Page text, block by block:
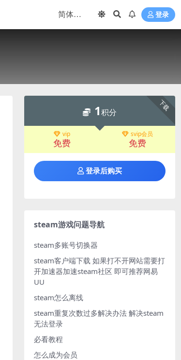
登录
下载
1积分
vip
免费
svip会员
免费
登录后购买
steam游戏问题导航
steam多账号切换器
steam客户端下载 如果打不开网站需要打
开加速器加速steam社区 即可推荐网易
UU
steam怎么离线
steam重复次数过多解决办法 解决steam
无法登录
必看教程
怎么成为会员